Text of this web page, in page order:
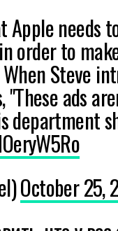
Apple needs
order to
Steve
ads
department
October 25,